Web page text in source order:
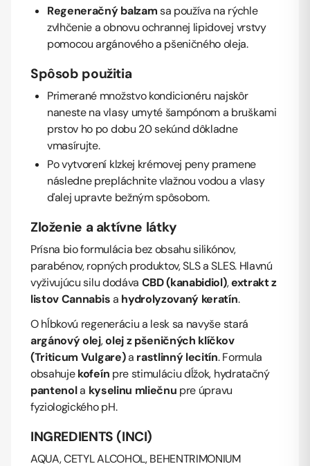
Regeneračný balzamsa používa na rýchle
zvlhčenie a obnovu ochrannej lipidovej vrstvy
pomocou argánového a pšeničného oleja.
Spôsob použitia
Primerané množstvo kondicionéru najskôr
naneste na vlasy umyté šampónom a bruškami
prstov ho po dobu 20 sekúnd dôkladne
vmasírujte.
Po vytvorení klzkej krémovej peny pramene
následne prepláchnite vlažnou vodou a vlasy
ďalej upravte bežným spôsobom.
Zloženie a aktívne látky
Prísna bio formulácia bez obsahu silikónov,
parabénov, ropných produktov, SLS a SLES. Hlavnú
vyživujúcu silu dodáva CBD (kanabidiol),extrakt z
listov Cannabisa hydrolyzovaný keratín.
O hĺbkovú regeneráciu a lesk sa navyše stará
argánový olej,olej z pšeničných klíčkov
(Triticum Vulgare)a rastlinný lecitín. Formula
obsahujekofeín pre stimuláciu dĺžok, hydratačný
pantenola kyselinu mliečnu pre úpravu
fyziologického pH.
INGREDIENTS (INCI)
AQUA, CETYL ALCOHOL, BEHENTRIMONIUM